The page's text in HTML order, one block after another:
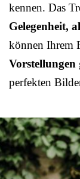
kennen. Das
Gelegenheit,
können Ihrem
Vorstellungen
perfekten